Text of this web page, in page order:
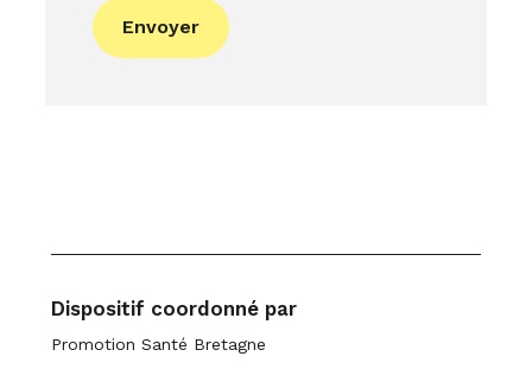
s
o
u
Envoyer
Dispositif coordonné par
Promotion Santé Bretagne